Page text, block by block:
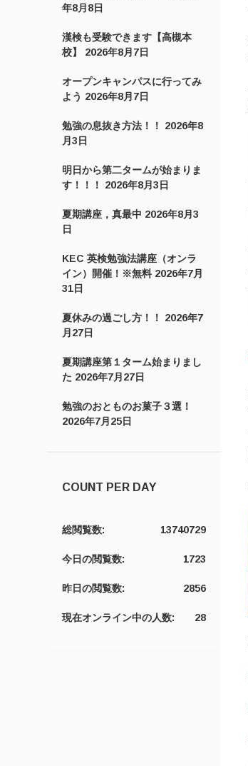
年8月8日
漢検も受験できます【高槻本
校】
2026年8月7日
オープンキャンパスに行ってみ
よう 2026年8月7日
勉強の息抜き方法！！
2026年8
月3日
明日から第二タームが始まりま
す！！！
2026年8月3日
夏期講座，真最中 2026年8月3
日
KEC 英検勉強法講座（オンラ
イン）開催！※無料 2026年7月
31日
夏休みの過ごし方！！
2026年7
月27日
夏期講座第１ターム始まりまし
た 2026年7月27日
勉強のおとものお菓子３選！
2026年7月25日
COUNT PER DAY
13740729
総閲覧数:
1723
今日の閲覧数:
2856
昨日の閲覧数:
28
現在オンライン中の人数: